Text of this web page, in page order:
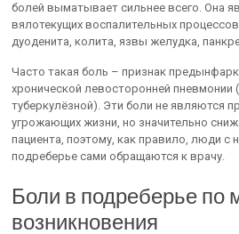
болей выматывает сильнее всего. Она
вялотекущих воспалительных
дуоденита, колита, язвы желудка,
Часто такая боль – признак
хронической левосторонней пневмонии
туберкулёзной). Эти боли не являются
угрожающих жизни, но значительно
пациента, поэтому, как правило, люди
подреберье сами обращаются к врачу.
Боли в подреберье по
возникновения